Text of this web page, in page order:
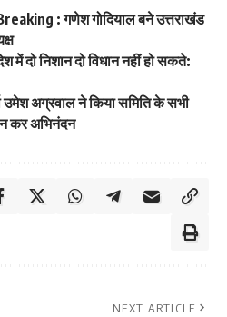
: गणेश गोदियाल बने उत्तराखंड
में दो निशान दो विधान नहीं हो सकते:
उमेश अग्रवाल ने किया समिति के सभी
कर अभिनंदन
NEXT ARTICLE